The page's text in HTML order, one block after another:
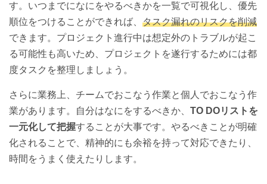
す。いつまでになにをやるべきかを一覧で可視化し、優先
順位をつけることができれば、 タスク漏れのリスクを削減
できます。プロジェクト進行中は想定外のトラブルが起こ
る可能性も高いため、プロジェクトを遂行するためには都
度タスクを整理しましょう。
さらに業務上、チームでおこなう作業と個人でおこなう作
業があります。自分はなにをするべきか、 TO DOリストを
一元化して把握することが大事です。やるべきことが明確
化されることで、精神的にも余裕を持って対応できたり、
時間をうまく使えたりします。